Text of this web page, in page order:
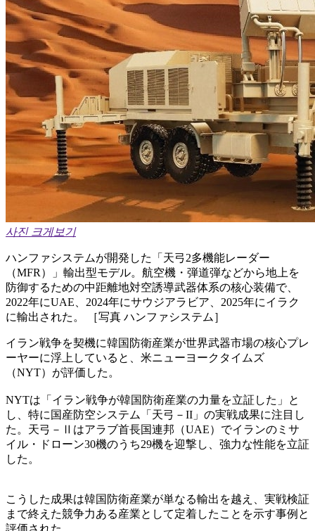
사진 크게보기
ハンファシステムが開発した「天弓2多機能レーダー
（MFR）」輸出型モデル。航空機・弾道弾などから地上を
防御するための中距離地対空誘導武器体系の核心装備で、
2022年にUAE、2024年にサウジアラビア、2025年にイラク
に輸出された。 ［写真 ハンファシステム］
イラン戦争を契機に韓国防衛産業が世界武器市場の核心プレ
ーヤーに浮上していると、米ニューヨークタイムズ
（NYT）が評価した。
NYTは「イラン戦争が韓国防衛産業の力量を立証した」と
し、特に国産防空システム「天弓－II」の実戦成果に注目し
た。天弓－Ⅱはアラブ首長国連邦（UAE）でイランのミサ
イル・ドローン30機のうち29機を迎撃し、強力な性能を立証
した。
こうした成果は韓国防衛産業が単なる輸出を越え、実戦検証
まで終えた競争力ある産業として定着したことを示す事例と
評価された。